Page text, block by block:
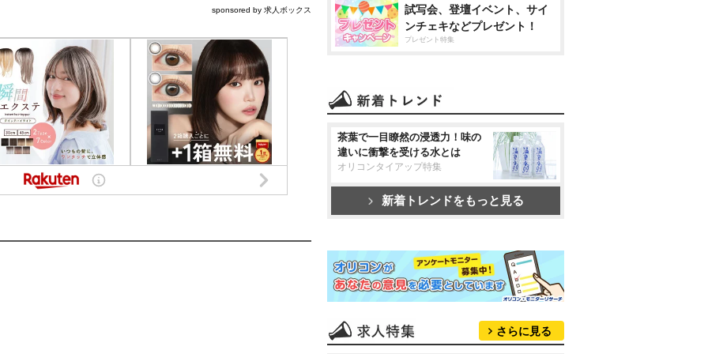
sponsored by 求人ボックス
試写会、登壇イベント、サイ
ンチェキなどプレゼント！
プレゼント特集
茶葉で一目瞭然の浸透力！味の
違いに衝撃を受ける水とは
オリコンタイアップ特集
新着トレンドをもっと見る
さらに見る